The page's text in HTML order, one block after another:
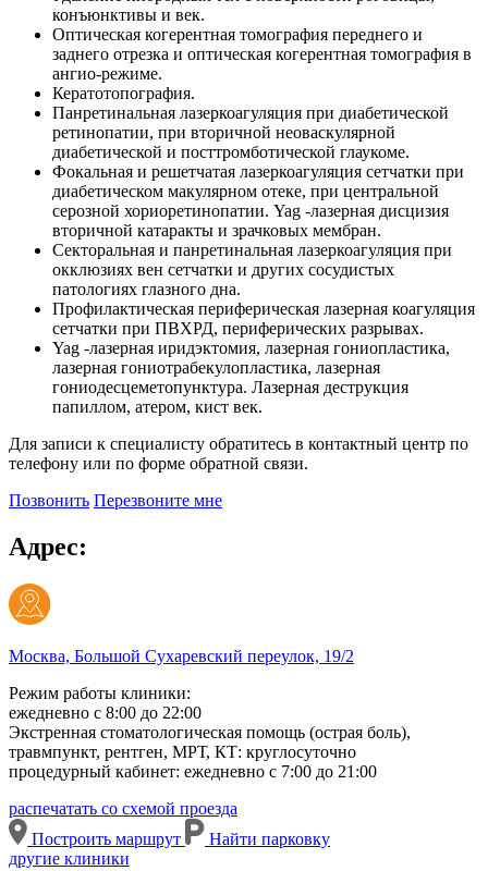
конъюнктивы и век.
Оптическая когерентная томография переднего и
заднего отрезка и оптическая когерентная томография в
ангио-режиме.
Кератотопография.
Панретинальная лазеркоагуляция при диабетической
ретинопатии, при вторичной неоваскулярной
диабетической и посттромботической глаукоме.
Фокальная и решетчатая лазеркоагуляция сетчатки при
диабетическом макулярном отеке, при центральной
серозной хориоретинопатии. Yag -лазерная дисцизия
вторичной катаракты и зрачковых мембран.
Секторальная и панретинальная лазеркоагуляция при
окклюзиях вен сетчатки и других сосудистых
патологиях глазного дна.
Профилактическая периферическая лазерная коагуляция
сетчатки при ПВХРД, периферических разрывах.
Yag -лазерная иридэктомия, лазерная гониопластика,
лазерная гониотрабекулопластика, лазерная
гониодесцеметопунктура. Лазерная деструкция
папиллом, атером, кист век.
Для записи к специалисту обратитесь в контактный центр по
телефону или по форме обратной связи.
Позвонить Перезвоните мне
Адрес:
Москва, Большой Сухаревский переулок, 19/2
Режим работы клиники:
ежедневно с 8:00 до 22:00
Экстренная стоматологическая помощь (острая боль),
травмпункт, рентген, МРТ, КТ: круглосуточно
процедурный кабинет: ежедневно с 7:00 до 21:00
распечатать со схемой проезда
Построить маршрут
Найти парковку
другие клиники